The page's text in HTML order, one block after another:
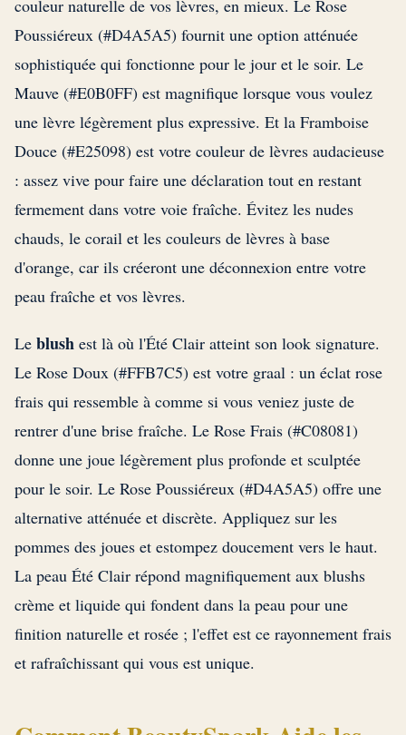
couleur naturelle de vos lèvres, en mieux. Le Rose
Poussiéreux (#D4A5A5) fournit une option atténuée
sophistiquée qui fonctionne pour le jour et le soir. Le
Mauve (#E0B0FF) est magnifique lorsque vous voulez
une lèvre légèrement plus expressive. Et la Framboise
Douce (#E25098) est votre couleur de lèvres audacieuse
: assez vive pour faire une déclaration tout en restant
fermement dans votre voie fraîche. Évitez les nudes
chauds, le corail et les couleurs de lèvres à base
d'orange, car ils créeront une déconnexion entre votre
peau fraîche et vos lèvres.
Le blush est là où l'Été Clair atteint son look signature.
Le Rose Doux (#FFB7C5) est votre graal : un éclat rose
frais qui ressemble à comme si vous veniez juste de
rentrer d'une brise fraîche. Le Rose Frais (#C08081)
donne une joue légèrement plus profonde et sculptée
pour le soir. Le Rose Poussiéreux (#D4A5A5) offre une
alternative atténuée et discrète. Appliquez sur les
pommes des joues et estompez doucement vers le haut.
La peau Été Clair répond magnifiquement aux blushs
crème et liquide qui fondent dans la peau pour une
finition naturelle et rosée ; l'effet est ce rayonnement frais
et rafraîchissant qui vous est unique.